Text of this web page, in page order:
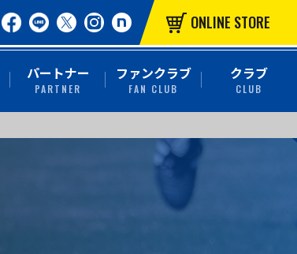
ONLINE STORE
パートナー
PARTNER
ファンクラブ
FAN CLUB
クラブ
CLUB